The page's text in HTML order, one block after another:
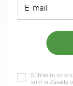
Súhlasím so
som si Zásady